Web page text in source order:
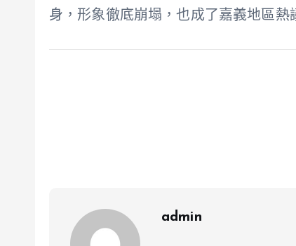
身，形象徹底崩塌，也成了嘉義地區熱
admin